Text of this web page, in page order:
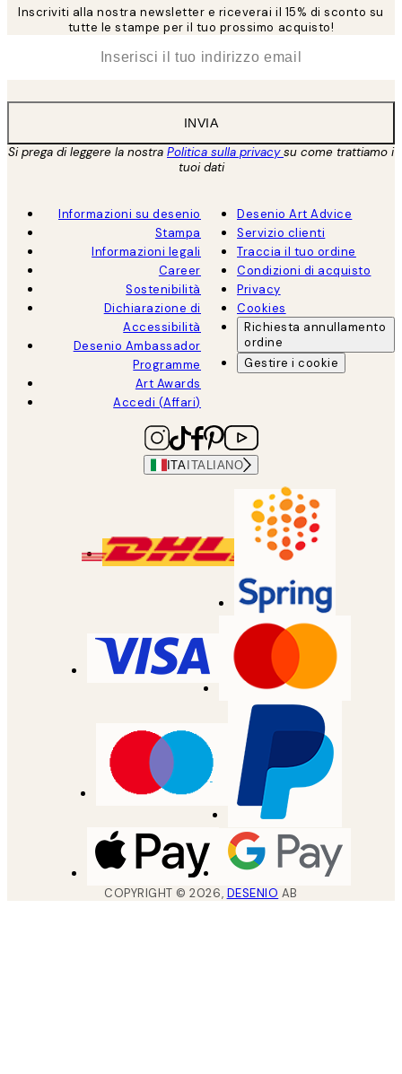
Inscriviti alla nostra newsletter e riceverai il 15% di sconto su
tutte le stampe per il tuo prossimo acquisto!
INVIA
Si prega di leggere la nostra Politica sulla privacysu come trattiamo i
tuoi dati
Informazioni su desenio
Stampa
Informazioni legali
Career
Sostenibilità
Dichiarazione di
Accessibilità
Desenio Ambassador
Programme
Art Awards
Accedi (Affari)
Desenio Art Advice
Servizio clienti
Traccia il tuo ordine
Condizioni di acquisto
Privacy
Cookies
Richiesta annullamento
ordine
Gestire i cookie
ITA ITALIANO
COPYRIGHT ©2026, DESENIO AB